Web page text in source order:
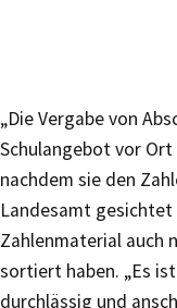
„Die Vergabe von
Schulangebot vor
nachdem sie den
Landesamt gesichtet
Zahlenmaterial auch
sortiert haben. „Es
durchlässig und